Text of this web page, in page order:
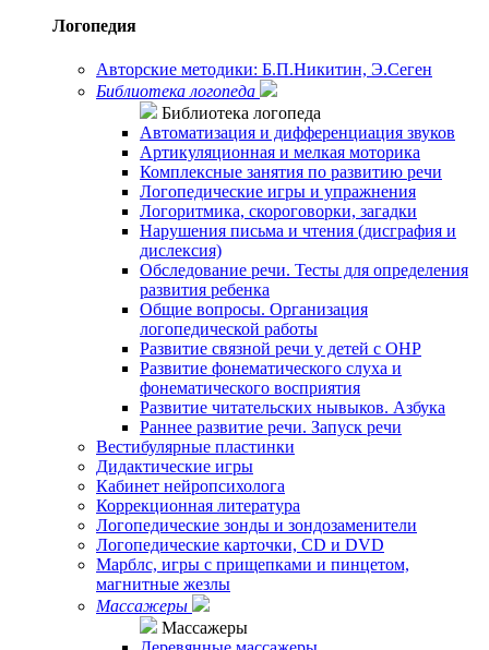
Логопедия
Авторские методики: Б.П.Никитин, Э.Сеген
Библиотека логопеда
Библиотека логопеда
Автоматизация и дифференциация звуков
Артикуляционная и мелкая моторика
Комплексные занятия по развитию речи
Логопедические игры и упражнения
Логоритмика, скороговорки, загадки
Нарушения письма и чтения (дисграфия и
дислексия)
Обследование речи. Тесты для определения
развития ребенка
Общие вопросы. Организация
логопедической работы
Развитие связной речи у детей с ОНР
Развитие фонематического слуха и
фонематического восприятия
Развитие читательских нывыков. Азбука
Раннее развитие речи. Запуск речи
Вестибулярные пластинки
Дидактические игры
Кабинет нейропсихолога
Коррекционная литература
Логопедические зонды и зондозаменители
Логопедические карточки, CD и DVD
Марблс, игры с прищепками и пинцетом,
магнитные жезлы
Массажеры
Массажеры